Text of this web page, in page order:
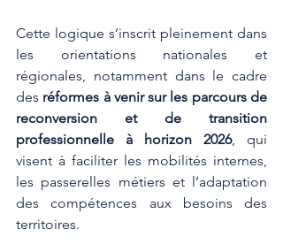
Cette logique s’inscrit pleinement dans
les orientations nationales et
régionales, notamment dans le cadre
des réformes à venir sur les parcours de
reconversion et de transition
professionnelle à horizon 2026, qui
visent à faciliter les mobilités internes,
les passerelles métiers et l’adaptation
des compétences aux besoins des
territoires.